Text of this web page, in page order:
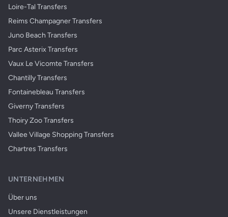
Loire-Tal Transfers
Reims Champagner Transfers
Juno Beach Transfers
Parc Asterix Transfers
Vaux Le Vicomte Transfers
Chantilly Transfers
Fontainebleau Transfers
Giverny Transfers
Thoiry Zoo Transfers
Vallee Village Shopping Transfers
Chartres Transfers
UNTERNEHMEN
Über uns
Unsere Dienstleistungen